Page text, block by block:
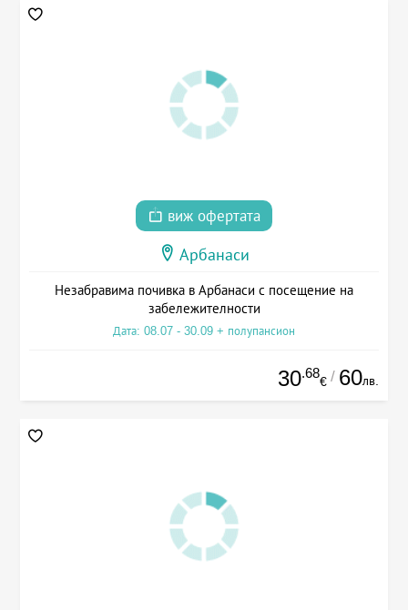
виж офертата
Арбанаси
Незабравима почивка в Арбанаси с посещение на
забележителности
Дата: 08.07 - 30.09 + полупансион
30.68
€ / 60лв.